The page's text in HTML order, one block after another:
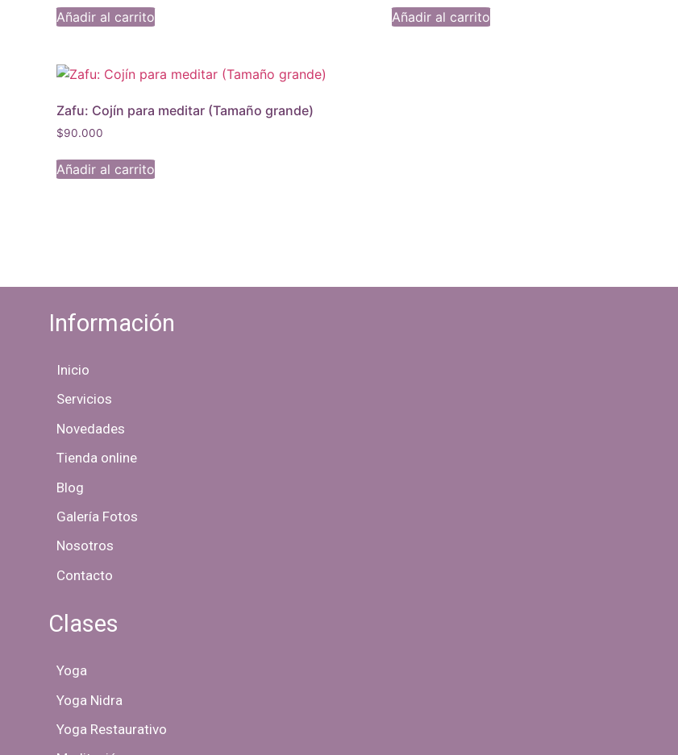
Añadir al carrito Añadir al carrito
Zafu: Cojín para meditar (Tamaño grande)
$90.000
Añadir al carrito
Información
Inicio
Servicios
Novedades
Tienda online
Blog
Galería Fotos
Nosotros
Contacto
Clases
Yoga
Yoga Nidra
Yoga Restaurativo